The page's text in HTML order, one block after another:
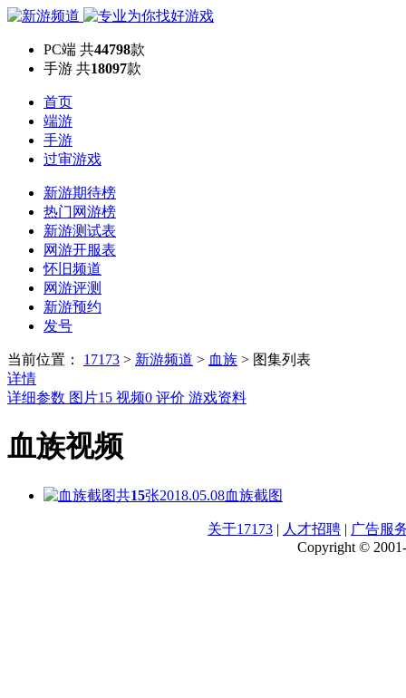
PC端 共44798款
手游 共18097款
首页
端游
手游
过审游戏
新游期待榜
热门网游榜
新游测试表
网游开服表
怀旧频道
网游评测
新游预约
发号
当前位置： 17173 > 新游频道 > 血族 > 图集列表
详情
详细参数 图片15 视频0 评价 游戏资料
血族视频
共15张2018.05.08血族截图
关于17173 | 人才招聘 | 广告服
Copyright ©